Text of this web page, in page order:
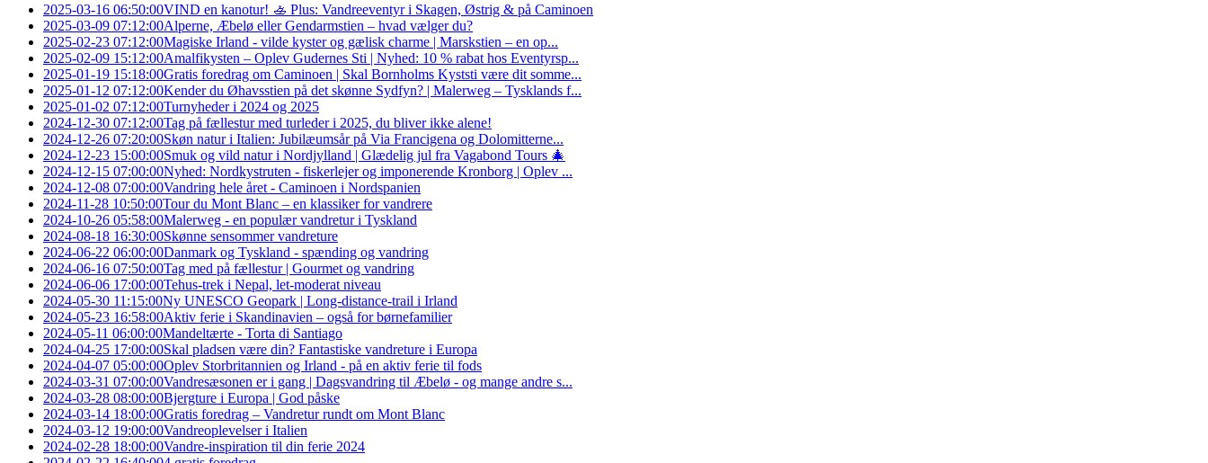
2025-03-16 06:50:00VIND en kanotur! 🚣 Plus: Vandreeventyr i Skagen, Østrig & på Caminoen
2025-03-09 07:12:00Alperne, Æbelø eller Gendarmstien – hvad vælger du?
2025-02-23 07:12:00Magiske Irland - vilde kyster og gælisk charme | Marskstien – en op...
2025-02-09 15:12:00Amalfikysten – Oplev Gudernes Sti | Nyhed: 10 % rabat hos Eventyrsp...
2025-01-19 15:18:00Gratis foredrag om Caminoen | Skal Bornholms Kyststi være dit somme...
2025-01-12 07:12:00Kender du Øhavsstien på det skønne Sydfyn? | Malerweg – Tysklands f...
2025-01-02 07:12:00Turnyheder i 2024 og 2025
2024-12-30 07:12:00Tag på fællestur med turleder i 2025, du bliver ikke alene!
2024-12-26 07:20:00Skøn natur i Italien: Jubilæumsår på Via Francigena og Dolomitterne...
2024-12-23 15:00:00Smuk og vild natur i Nordjylland | Glædelig jul fra Vagabond Tours 🎄
2024-12-15 07:00:00Nyhed: Nordkystruten - fiskerlejer og imponerende Kronborg | Oplev ...
2024-12-08 07:00:00Vandring hele året - Caminoen i Nordspanien
2024-11-28 10:50:00Tour du Mont Blanc – en klassiker for vandrere
2024-10-26 05:58:00Malerweg - en populær vandretur i Tyskland
2024-08-18 16:30:00Skønne sensommer vandreture
2024-06-22 06:00:00Danmark og Tyskland - spænding og vandring
2024-06-16 07:50:00Tag med på fællestur | Gourmet og vandring
2024-06-06 17:00:00Tehus-trek i Nepal, let-moderat niveau
2024-05-30 11:15:00Ny UNESCO Geopark | Long-distance-trail i Irland
2024-05-23 16:58:00Aktiv ferie i Skandinavien – også for børnefamilier
2024-05-11 06:00:00Mandeltærte - Torta di Santiago
2024-04-25 17:00:00Skal pladsen være din? Fantastiske vandreture i Europa
2024-04-07 05:00:00Oplev Storbritannien og Irland - på en aktiv ferie til fods
2024-03-31 07:00:00Vandresæsonen er i gang | Dagsvandring til Æbelø - og mange andre s...
2024-03-28 08:00:00Bjergture i Europa | God påske
2024-03-14 18:00:00Gratis foredrag – Vandretur rundt om Mont Blanc
2024-03-12 19:00:00Vandreoplevelser i Italien
2024-02-28 18:00:00Vandre-inspiration til din ferie 2024